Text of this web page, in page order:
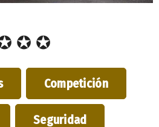
✪ ✪
Competición
Seguridad